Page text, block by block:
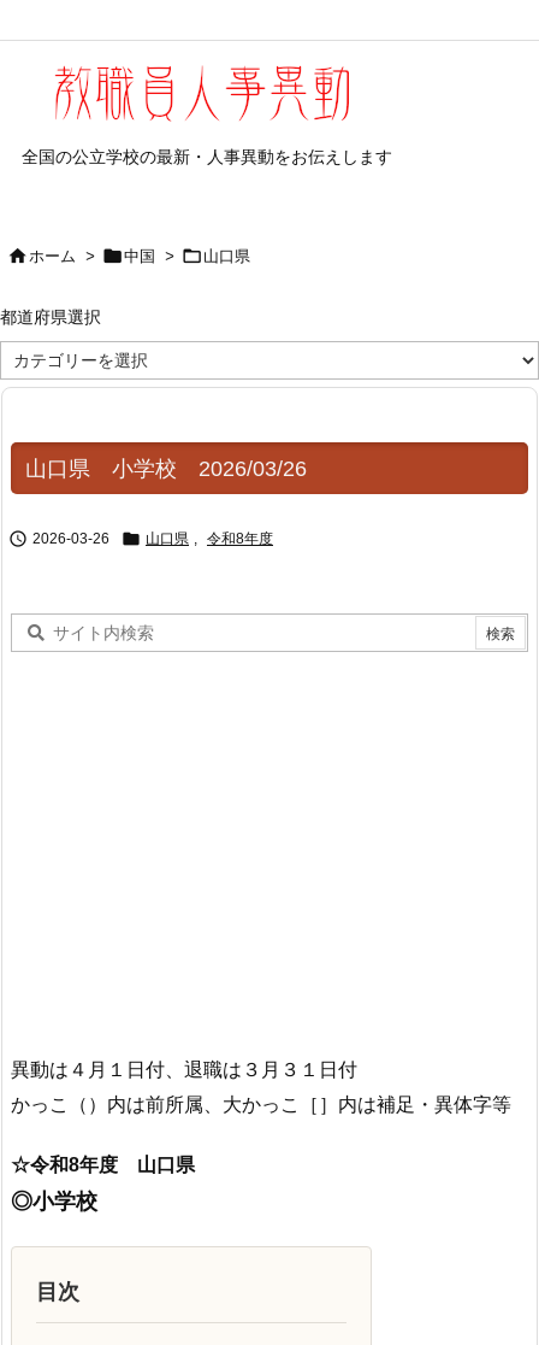
全国の公立学校の最新・人事異動をお伝えします
ホーム > 中国 >  山口県
都道府県選択
道
府
選
山口県 小学校 2026/03/26
 2026-03-26  山口県 , 令和8年度
異動は４月１日付、退職は３月３１日付
かっこ（）内は前所属、大かっこ［］内は補足・異体字等
☆令和8年度 山口県
◎小学校
目次